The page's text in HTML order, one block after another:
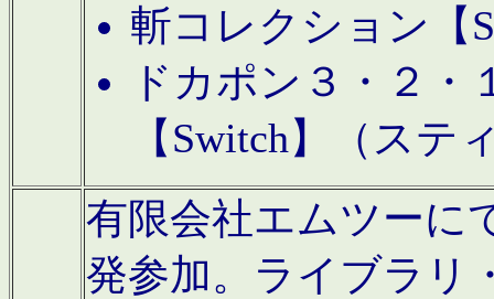
斬コレクション【
ドカポン３・２
【Switch】（ステ
有限会社エムツーに
発参加。ライブラリ